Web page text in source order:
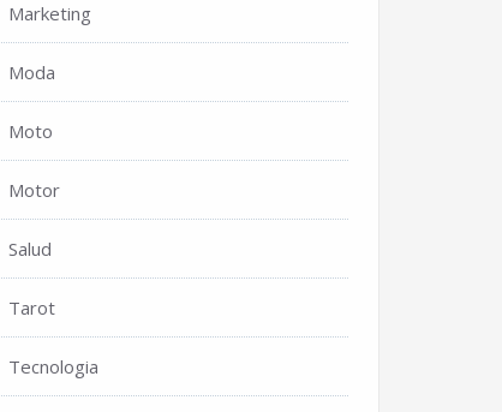
Marketing
Moda
Moto
Motor
Salud
Tarot
Tecnologia